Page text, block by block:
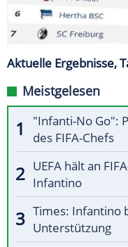
Aktuelle Ergebnisse,
Meistgelesen
"Infanti-No Go":
des FIFA-Chefs
UEFA hält an
Infantino
Times: Infantino
Unterstützung